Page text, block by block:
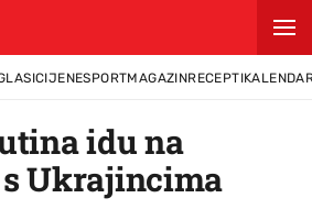
CIJENESPORTMAGAZINRECEPTI
idu na
Ukrajincima